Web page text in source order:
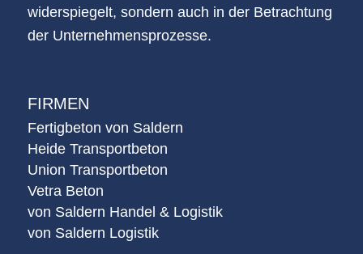
widerspiegelt, sondern auch in der Betrachtung
der Unternehmensprozesse.
FIRMEN
Fertigbeton von Saldern
Heide Transportbeton
Union Transportbeton
Vetra Beton
von Saldern Handel & Logistik
von Saldern Logistik